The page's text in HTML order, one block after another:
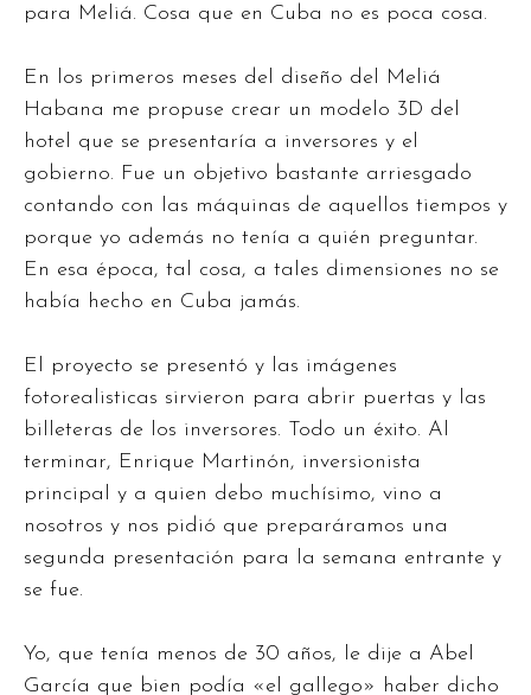
para Meliá. Cosa que en Cuba no es poca cosa.
En los primeros meses del diseño del Meliá
Habana me propuse crear un modelo 3D del
hotel que se presentaría a inversores y el
gobierno. Fue un objetivo bastante arriesgado
contando con las máquinas de aquellos tiempos y
porque yo además no tenía a quién preguntar.
En esa época, tal cosa, a tales dimensiones no se
había hecho en Cuba jamás.
El proyecto se presentó y las imágenes
fotorealisticas sirvieron para abrir puertas y las
billeteras de los inversores. Todo un éxito. Al
terminar, Enrique Martinón, inversionista
principal y a quien debo muchísimo, vino a
nosotros y nos pidió que preparáramos una
segunda presentación para la semana entrante y
se fue.
Yo, que tenía menos de 30 años, le dije a Abel
García que bien podía «el gallego» haber dicho